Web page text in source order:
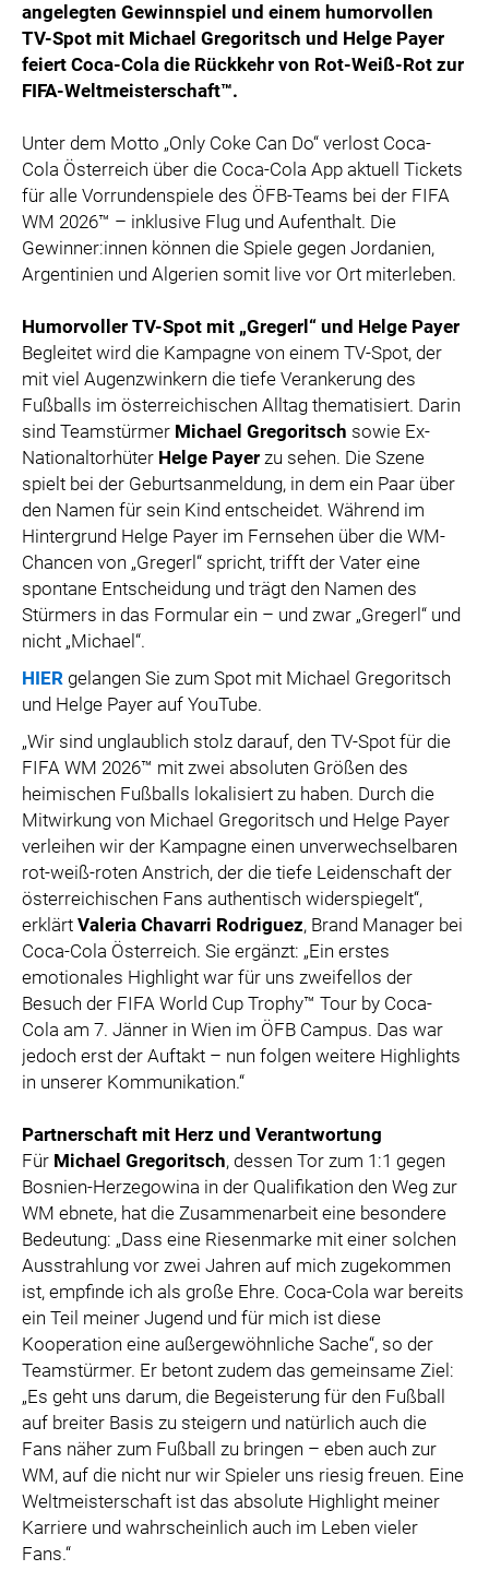
PRESSEKONTAKT
angelegten Gewinnspiel und einem humorvollen
TV-Spot mit Michael Gregoritsch und Helge Payer
feiert Coca-Cola die Rückkehr von Rot-Weiß-Rot zur
FIFA-Weltmeisterschaft™.
Unter dem Motto „Only Coke Can Do“ verlost Coca-
Cola Österreich über die Coca-Cola App aktuell Tickets
für alle Vorrundenspiele des ÖFB-Teams bei der FIFA
WM 2026™ – inklusive Flug und Aufenthalt. Die
Gewinner:innen können die Spiele gegen Jordanien,
Argentinien und Algerien somit live vor Ort miterleben.
Humorvoller TV-Spot mit „Gregerl“ und Helge Payer
Begleitet wird die Kampagne von einem TV-Spot, der
mit viel Augenzwinkern die tiefe Verankerung des
Fußballs im österreichischen Alltag thematisiert. Darin
sind Teamstürmer Michael Gregoritsch sowie Ex-
Nationaltorhüter Helge Payer zu sehen. Die Szene
spielt bei der Geburtsanmeldung, in dem ein Paar über
den Namen für sein Kind entscheidet. Während im
Hintergrund Helge Payer im Fernsehen über die WM-
Chancen von „Gregerl“ spricht, trifft der Vater eine
spontane Entscheidung und trägt den Namen des
Stürmers in das Formular ein – und zwar „Gregerl“ und
nicht „Michael“.
HIER gelangen Sie zum Spot mit Michael Gregoritsch
und Helge Payer auf YouTube.
„Wir sind unglaublich stolz darauf, den TV-Spot für die
FIFA WM 2026™ mit zwei absoluten Größen des
heimischen Fußballs lokalisiert zu haben. Durch die
Mitwirkung von Michael Gregoritsch und Helge Payer
verleihen wir der Kampagne einen unverwechselbaren
rot-weiß-roten Anstrich, der die tiefe Leidenschaft der
österreichischen Fans authentisch widerspiegelt“,
erklärt Valeria Chavarri Rodriguez, Brand Manager bei
Coca-Cola Österreich. Sie ergänzt: „Ein erstes
emotionales Highlight war für uns zweifellos der
Besuch der FIFA World Cup Trophy™ Tour by Coca-
Cola am 7. Jänner in Wien im ÖFB Campus. Das war
jedoch erst der Auftakt – nun folgen weitere Highlights
in unserer Kommunikation.“
Partnerschaft mit Herz und Verantwortung
Für Michael Gregoritsch, dessen Tor zum 1:1 gegen
Bosnien-Herzegowina in der Qualifikation den Weg zur
WM ebnete, hat die Zusammenarbeit eine besondere
Bedeutung: „Dass eine Riesenmarke mit einer solchen
Ausstrahlung vor zwei Jahren auf mich zugekommen
ist, empfinde ich als große Ehre. Coca-Cola war bereits
ein Teil meiner Jugend und für mich ist diese
Kooperation eine außergewöhnliche Sache“, so der
Teamstürmer. Er betont zudem das gemeinsame Ziel:
„Es geht uns darum, die Begeisterung für den Fußball
auf breiter Basis zu steigern und natürlich auch die
Fans näher zum Fußball zu bringen – eben auch zur
WM, auf die nicht nur wir Spieler uns riesig freuen. Eine
Weltmeisterschaft ist das absolute Highlight meiner
Karriere und wahrscheinlich auch im Leben vieler
Fans.“